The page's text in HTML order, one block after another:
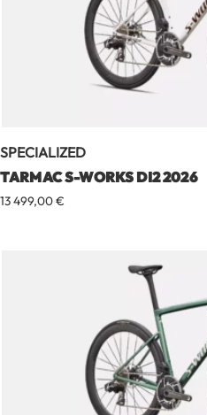
SPECIALIZED
TARMAC S-WORKS DI2 2026
13 499,00€